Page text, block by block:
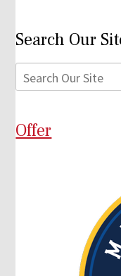
Search Our
Offer